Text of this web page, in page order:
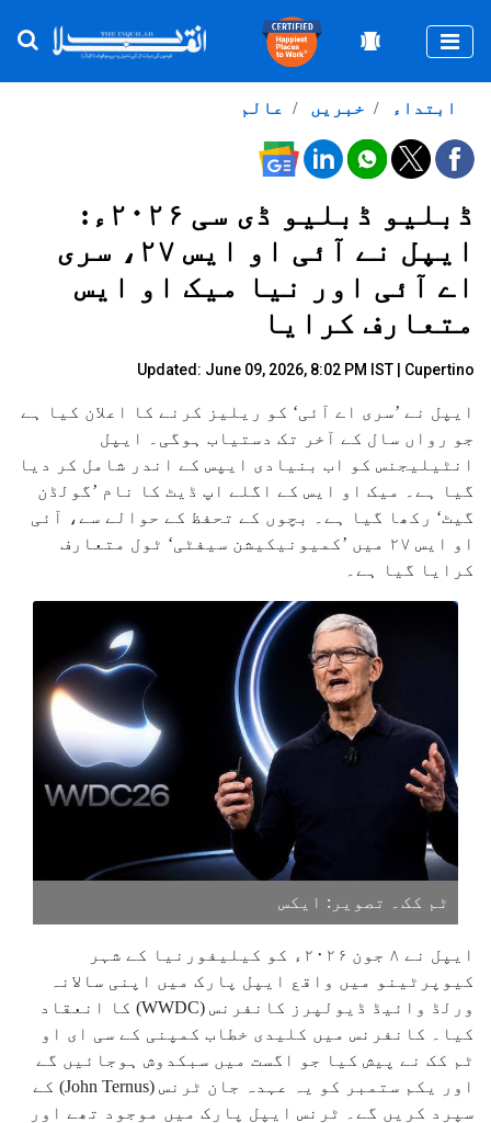
عالم خبریں ابتداء
ڈبلیو ڈبلیو ڈی سی ۲۰۲۶ء:
ایپل نے آئی او ایس ۲۷، سری
اے آئی اور نیا میک او ایس
متعارف کرایا
Updated: June 09, 2026, 8:02 PM IST | Cupertino
ایپل نے ’سری اے آئی‘ کو ریلیز کرنے کا اعلان کیا ہے
جو رواں سال کے آخر تک دستیاب ہوگی۔ ایپل
انٹیلیجنس کو اب بنیادی ایپس کے اندر شامل کر دیا
گیا ہے۔ میک او ایس کے اگلے اپ ڈیٹ کا نام ’گولڈن
گیٹ‘ رکھا گیا ہے۔ بچوں کے تحفظ کے حوالے سے، آئی
او ایس ۲۷ میں ’کمیونیکیشن سیفٹی‘ ٹول متعارف
کرایا گیا ہے۔
ٹم کک۔ تصویر: ایکس
ایپل نے ۸ جون ۲۰۲۶ء کو کیلیفورنیا کے شہر
کیوپرٹینو میں واقع ایپل پارک میں اپنی سالانہ
ورلڈ وائیڈ ڈیولپرز کانفرنس (WWDC) کا انعقاد
کیا۔ کانفرنس میں کلیدی خطاب کمپنی کے سی ای او
ٹم کک نے پیش کیا جو اگست میں سبکدوش ہوجائیں گے
اور یکم ستمبر کو یہ عہدہ جان ٹرنس (John Ternus) کے
سپرد کریں گے۔ ٹرنس ایپل پارک میں موجود تھے اور